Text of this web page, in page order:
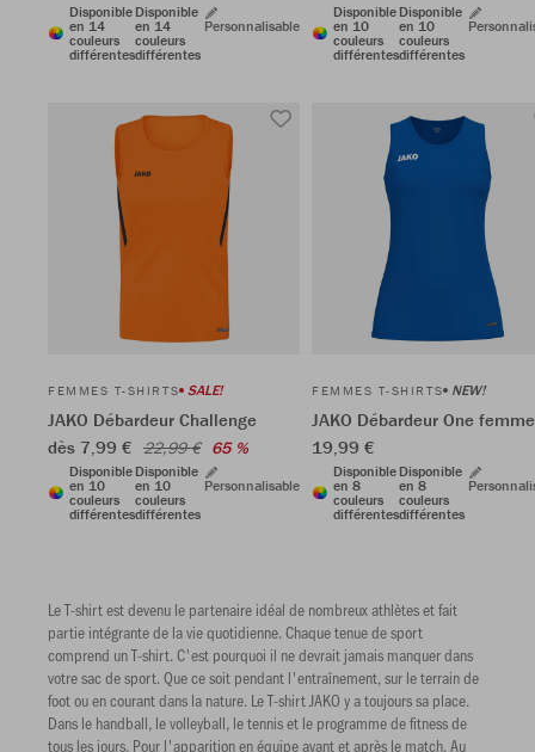
Disponible
en 14
couleurs
différentes
Disponible
en 14
couleurs
différentes
Personnalisable
Disponible
en 10
couleurs
différentes
Disponible
en 10
couleurs
différentes
FEMMES T-SHIRTS SALE!
JAKO Débardeur Challenge
dès 7,99 € 22,99 € 65 %
Disponible
en 10
couleurs
différentes
Disponible
en 10
couleurs
différentes
Personnalisable
FEMMES T-SHIRTS NEW!
JAKO Débardeur One
19,99 €
Disponible
en 8
couleurs
différentes
Disponible
en 8
couleurs
différentes
Le T-shirt est devenu le partenaire idéal de nombreux athlètes et fait
partie intégrante de la vie quotidienne. Chaque tenue de sport
comprend un T-shirt. C'est pourquoi il ne devrait jamais manquer dans
votre sac de sport. Que ce soit pendant l'entraînement, sur le terrain de
foot ou en courant dans la nature. Le T-shirt JAKO y a toujours sa place.
Dans le handball, le volleyball, le tennis et le programme de fitness de
tous les jours. Pour l'apparition en équipe avant et après le match. Au